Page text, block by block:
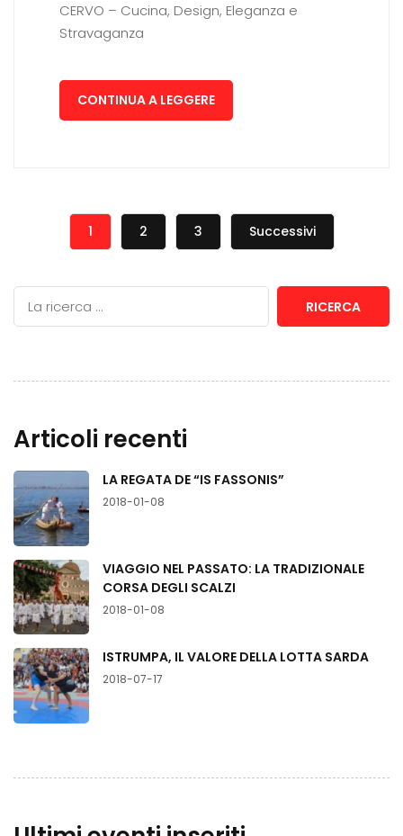
CERVO – Cucina, Design, Eleganza e
Stravaganza
CONTINUA A LEGGERE
1 2 3 Successivi
RICERCA
Articoli recenti
LA REGATA DE “IS FASSONIS”
2018-01-08
VIAGGIO NEL PASSATO: LA TRADIZIONALE
CORSA DEGLI SCALZI
2018-01-08
ISTRUMPA, IL VALORE DELLA LOTTA SARDA
2018-07-17